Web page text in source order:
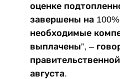
оценке
завершены на
необходимые
выплачены”, –
августа.